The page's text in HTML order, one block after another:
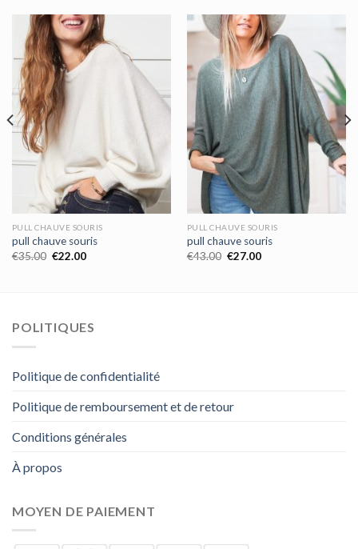
PULL CHAUVE SOURIS
pull chauve souris
€35.00 €22.00
PULL CHAUVE SOURIS
pull chauve souris
€43.00 €27.00
POLITIQUES
Politique de confidentialité
Politique de remboursement et de retour
Conditions générales
À propos
MOYEN DE PAIEMENT